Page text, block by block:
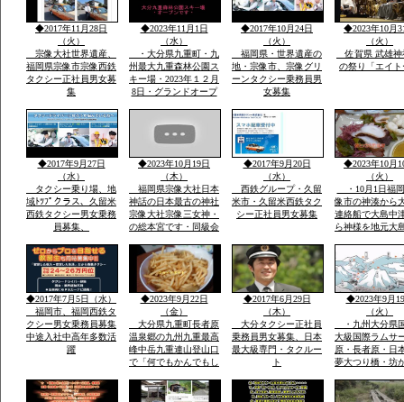
ら参加・法華院温泉山
されました
ましょう」12月
例・感謝祭でで
い歌です
◆2017年11月28日
（火）
宗像大社世界遺産、
福岡県宗像市宗像西鉄
タクシー正社員男女募
集
◆2023年11月1日
（水）
・大分県九重町・九
州最大九重森林公園ス
キー場・2023年１２月
8日・グランドオープ
で遊べる・こども広場
「パパママと子供の専
でスキー場完備」
◆2017年10月24日
（火）
福岡県・世界遺産の
地・宗像市、宗像グリ
ーンタクシー乗務員男
女募集
◆2023年10月
（火）
佐賀県 武雄神
の祭り「エイト
◆2017年9月27日
（水）
タクシー乗り場、地
域ﾄﾂﾌﾟクラス、久留米
西鉄タクシー男女乗務
員募集、
◆2023年10月19日
（木）
福岡県宗像大社日本
神話の日本最古の神社
宗像大社宗像三女神・
の総本宮です・同級会
連遺跡とお祭りに船で
行き「神宿る島」宗
像・沖ノ島関連がユネ
スコ世界遺産に登録見
て聞いてビツクリです
◆2017年9月20日
（水）
西鉄グループ・久留
米市・久留米西鉄タク
シー正社員男女募集
◆2023年10月
（火）
・10月1日福
像市の神湊から
連絡船で大島中
ら神様を地元大
地元漁師さんの
のせ神湊までそ
ご神体を宗像大
運び大島遥拝所
お宿「まなべ
◆2017年7月5日（水）
福岡市、福岡西鉄タ
クシー男女乗務員募集
中途入社中高年多数活
躍
◆2023年9月22日
（金）
大分県九重町長者原
温泉郷の九州九重最高
峰中岳九重連山登山口
で「何でもかんでもし
告・温泉豊富なエリア
で開催報告地元民のジ
◆2017年6月29日
（木）
大分タクシー正社員
乗務員男女募集、日本
最大級専門・タクルー
ト
◆2023年9月
（火）
・九州大分県
大級国際ラムサ
原・長者原・日
夢大つり橋・坊
華院温泉山荘・
山九州最高峰中